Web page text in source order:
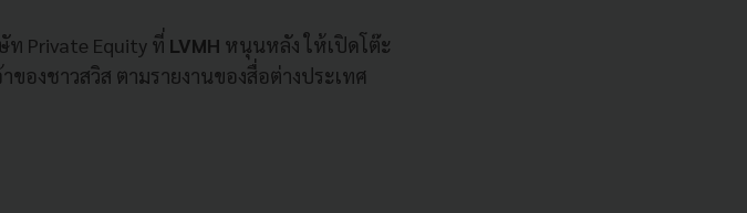
ท Private Equity ที่ LVMH หนุนหลัง ให้เปิดโต๊ะ
าของชาวสวิส ตามรายงานของสื่อต่างประเทศ